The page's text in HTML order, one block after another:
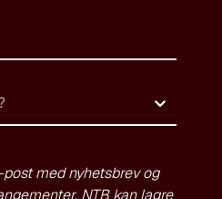
med nyhetsbrev og
NTB kan lagre